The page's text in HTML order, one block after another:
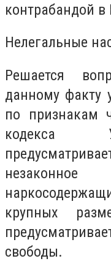
контрабандой в
Нелегальные
Решается
данному факту
по признакам
кодекса
крупных
свободы.